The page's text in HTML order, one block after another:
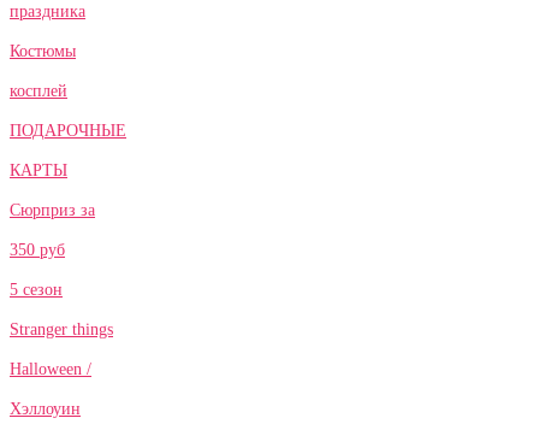
праздника
Костюмы
косплей
ПОДАРОЧНЫЕ
КАРТЫ
Сюрприз за
350 руб
5 сезон
Stranger things
Halloween /
Хэллоуин